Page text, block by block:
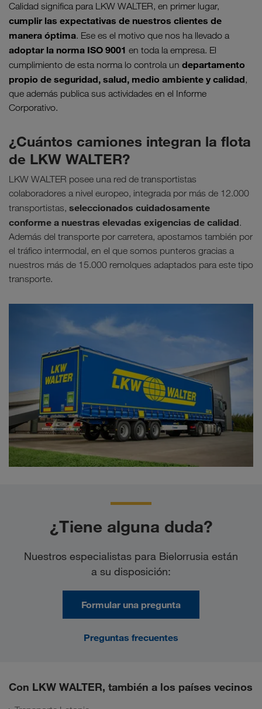
Calidad significa para LKW WALTER, en primer lugar,
cumplir las expectativas de nuestros clientes de
manera óptima. Ese es el motivo que nos ha llevado a
adoptar la norma ISO 9001 en toda la empresa. El
cumplimiento de esta norma lo controla un departamento
propio de seguridad, salud, medio ambiente y calidad,
que además publica sus actividades en el Informe
Corporativo.
¿Cuántos camiones integran la flota
de LKW WALTER?
LKW WALTER posee una red de transportistas
colaboradores a nivel europeo, integrada por más de 12.000
transportistas, seleccionados cuidadosamente
conforme a nuestras elevadas exigencias de calidad.
Además del transporte por carretera, apostamos también por
el tráfico intermodal, en el que somos punteros gracias a
nuestros más de 15.000 remolques adaptados para este tipo
transporte.
¿Tiene alguna duda?
Nuestros especialistas para Bielorrusia están
a su disposición:
Formular una pregunta
Preguntas frecuentes
Con LKW WALTER, también a los países vecinos